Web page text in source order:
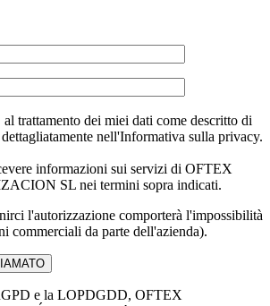
trattamento dei miei dati come descritto di
nell'Informativa sulla privacy.
informazioni sui servizi di OFTEX
SL nei termini sopra indicati.
l'autorizzazione comporterà l'impossibilità
commerciali da parte dell'azienda).
e la LOPDGDD, OFTEX